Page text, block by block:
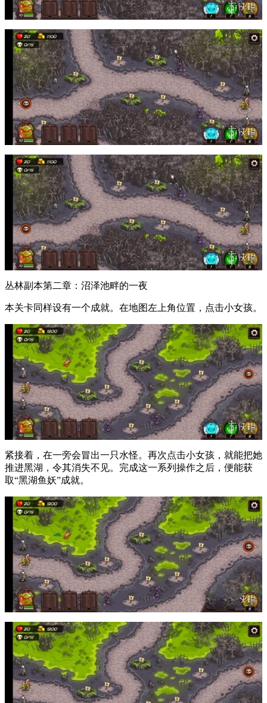
丛林副本第二章：沼泽池畔的一夜
本关卡同样设有一个成就。在地图左上角位置，点击小女孩。
紧接着，在一旁会冒出一只水怪。再次点击小女孩，就能把她
推进黑湖，令其消失不见。完成这一系列操作之后，便能获
取“黑湖鱼妖”成就。